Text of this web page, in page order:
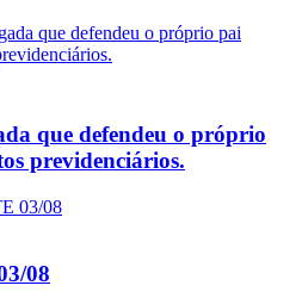
que defendeu o próprio
previdenciários.
08